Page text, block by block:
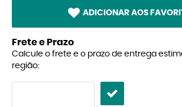
ADICIONAR AOS
Frete e Prazo
Calcule o frete e o prazo de entrega
região: